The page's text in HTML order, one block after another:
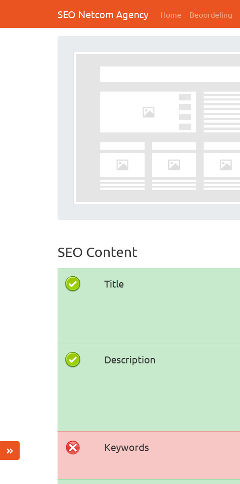
SEO Netcom Agency Home Beoordeling
SEO Content
Title
Description
Keywords